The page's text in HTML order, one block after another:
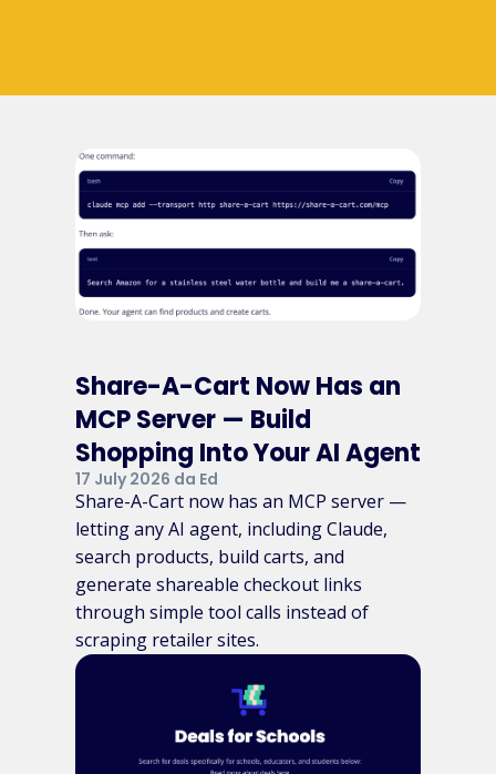
Share-A-Cart Now Has an
MCP Server — Build
Shopping Into Your AI Agent
17 July 2026 da Ed
Share-A-Cart now has an MCP server —
letting any AI agent, including Claude,
search products, build carts, and
generate shareable checkout links
through simple tool calls instead of
scraping retailer sites.